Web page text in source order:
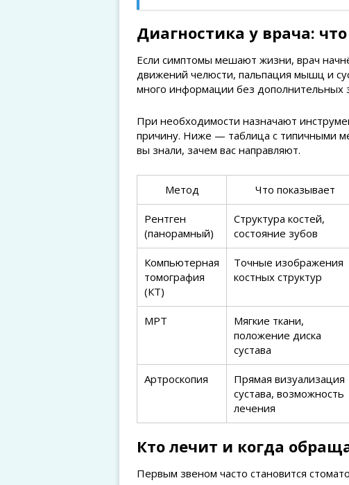
Диагностика у врача:
Если симптомы мешают жизни, врач
движений челюсти, пальпация мышц и
много информации без дополнительных
При необходимости назначают
причину. Ниже — таблица с типичными
вы знали, зачем вас направляют.
Метод Что показывает
Рентген
(панорамный)
Структура костей,
состояние зубов
Компьютерная
томография
(КТ)
Точные изображения
костных структур
МРТ
Мягкие ткани,
положение диска
сустава
Артроскопия
Прямая визуализация
сустава, возможность
лечения
Кто лечит и когда
Первым звеном часто становится